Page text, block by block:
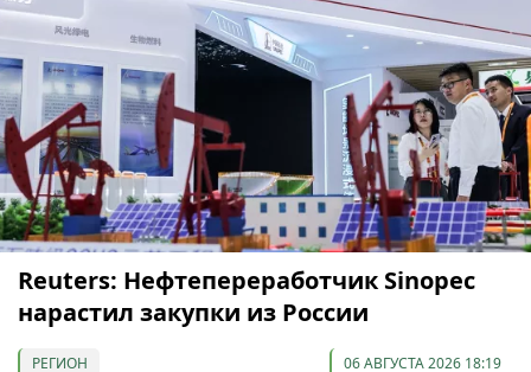
Reuters: Нефтепереработчик Sinopec
нарастил закупки из России
РЕГИОН 06 АВГУСТА 2026 18:19